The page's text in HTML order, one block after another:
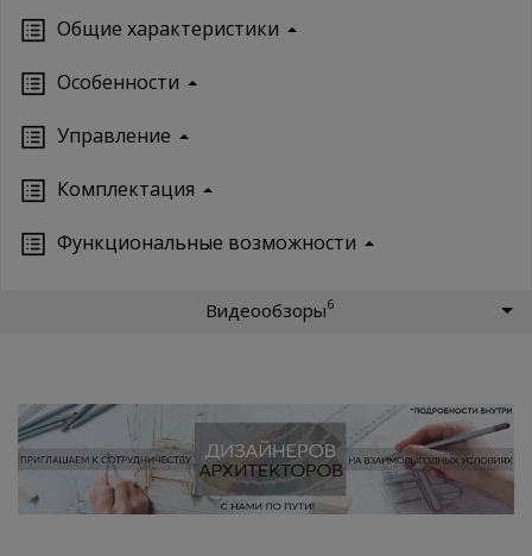
Oбщие характеристики
Особенности
Управление
Кoмплектация
Функциональные возможности
Видеообзоры6